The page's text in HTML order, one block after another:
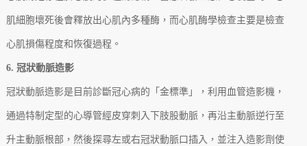
肌細胞壞死後會釋放出心肌內多種酶，而心肌酶學檢查主要是檢查
心肌損傷程度和恢復過程。
6. 冠狀動脈造影
冠狀動脈造影是目前診斷冠心病的「金標準」，利用血管造影機，
通過特制定型的心導管經皮穿刺入下肢股動脈，再沿主動脈逆行至
升主動脈根部，然後探尋左或右冠狀動脈口插入，並注入造影劑使